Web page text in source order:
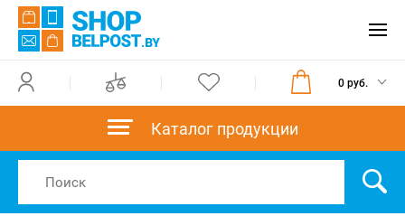
0 руб.
Каталог продукции